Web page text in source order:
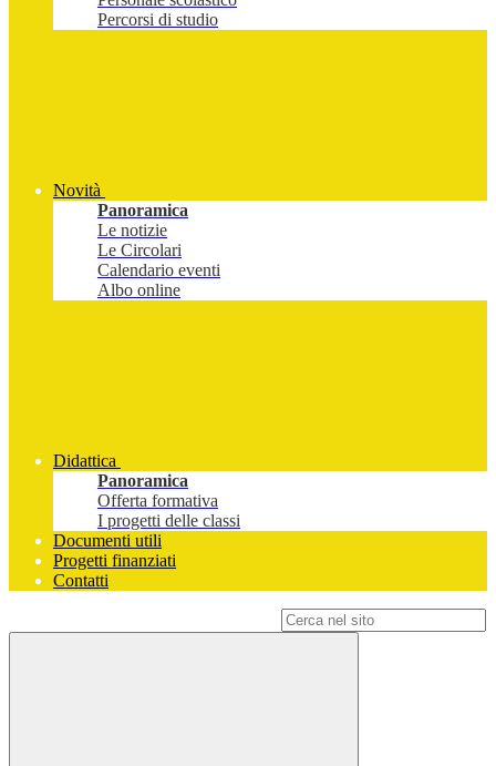
Percorsi di studio
Novità
Panoramica
Le notizie
Le Circolari
Calendario eventi
Albo online
Didattica
Panoramica
Offerta formativa
I progetti delle classi
Documenti utili
Progetti finanziati
Contatti